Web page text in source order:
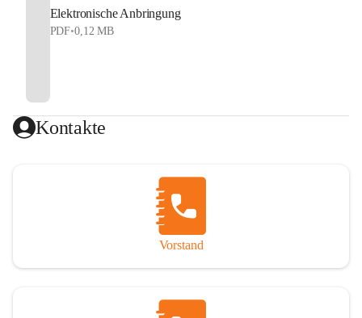
Elektronische Anbringung
PDF•0,12 MB
Kontakte
Vorstand